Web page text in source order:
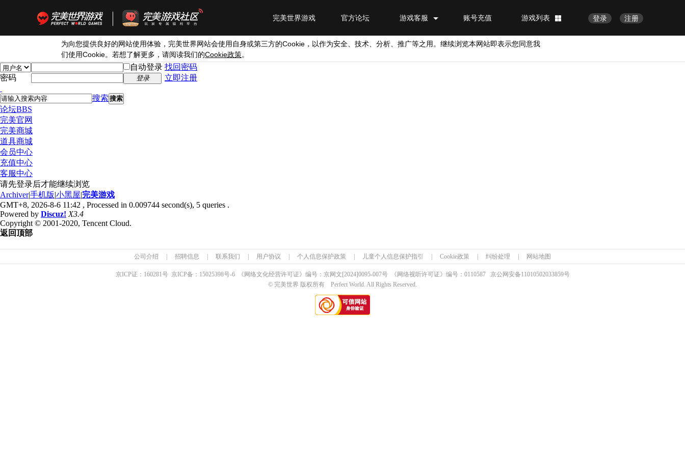
注册
登录
游戏列表
账号充值
游戏客服
官方论坛
完美世界游戏
为向您提供良好的网站使用体验，完美世界网站会使用自身或第三方的Cookie ，以作为安全、技术、分析、推广等之用。继续浏览本网站即表示您同意我
们使用Cookie。若想了解更多，请阅读我们的Cookie政策。
自动登录 找回密码
密码
登录 立即注册
搜索 搜索
论坛BBS
完美官网
完美商城
道具商城
会员中心
充值中心
客服中心
请先登录后才能继续浏览
Archiver|手机版|小黑屋|完美游戏
GMT+8, 2026-8-6 11:42 , Processed in 0.009744 second(s), 5 queries .
Powered by Discuz! X3.4
Copyright © 2001-2020, Tencent Cloud.
返回顶部
公司介绍 招聘信息 联系我们 用户协议 个人信息保护政策 儿童个人信息保护指引 Cookie政策 纠纷处理 网站地图
京ICP证： 160281号 京ICP备： 15025398号-6 《网络文化经营许可证》编号：京网文 [2024]0095-007号 《网络视听许可证》编号：0110587京公网安备11010502033859号
© 完美世界 版权所有 Perfect World. All Rights Reserved.